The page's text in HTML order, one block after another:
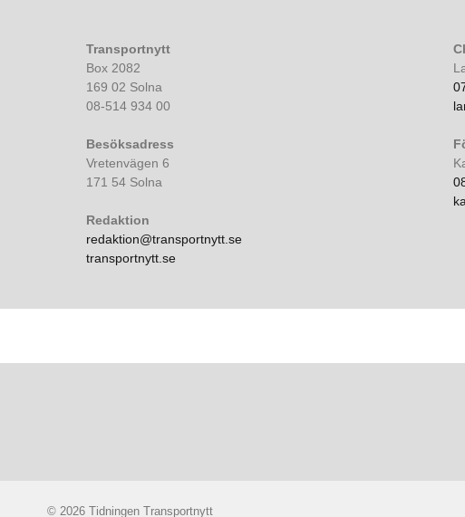
Transportnytt
Box 2082
169 02 Solna
08-514 934 00
Besöksadress
Vretenvägen 6
171 54 Solna
Redaktion
redaktion@transportnytt.se
transportnytt.se
© 2026 Tidningen Transportnytt